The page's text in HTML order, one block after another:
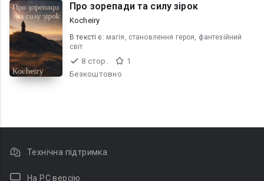
Про зорепади та силу зірок
Kocheiry
В текcті є: магія, становлення героя, фантезійний
світ
8 стор.
1
Безкоштовно
Технічна підтримка
На PC версію